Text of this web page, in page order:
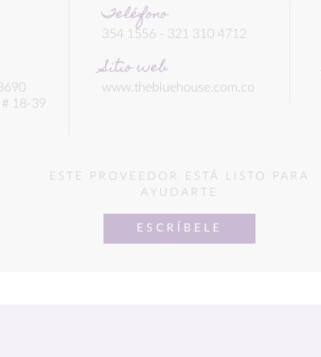
Teléfono
354 1556 - 321 310 4712
18-39
Sitio web
www.thebluehouse.com.co
ESTE PROVEEDOR ESTÁ LISTO PARA
AYUDARTE
ESCRÍBELE